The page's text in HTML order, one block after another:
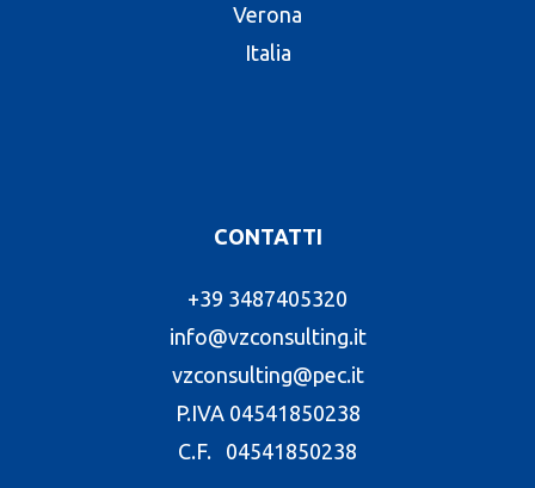
Verona
Italia
CONTATTI
+39 3487405320
info@vzconsulting.it
vzconsulting@pec.it
P.IVA 04541850238
C.F. 04541850238